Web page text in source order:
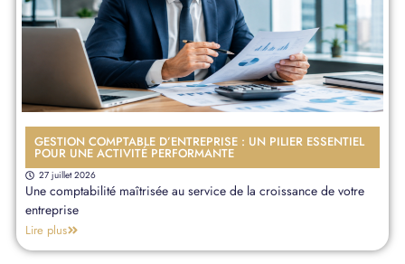
GESTION COMPTABLE D’ENTREPRISE : UN PILIER ESSENTIEL
POUR UNE ACTIVITÉ PERFORMANTE
27 juillet 2026
Une comptabilité maîtrisée au service de la croissance de votre
entreprise
Lire plus